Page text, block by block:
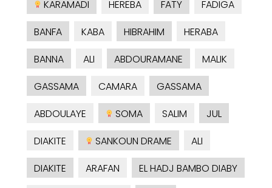
KARAMADI
HEREBA FATY
FADIGA
BANFA
KABA HIBRAHIM
HERABA
BANNA
ALI ABDOURAMANE
MALIK
GASSAMA
CAMARA
GASSAMA
ABDOULAYE
SOMA SALIM
JUL
DIAKITE
SANKOUN DRAME
ALI
DIAKITE
ARAFAN
EL HADJ BAMBO DIABY